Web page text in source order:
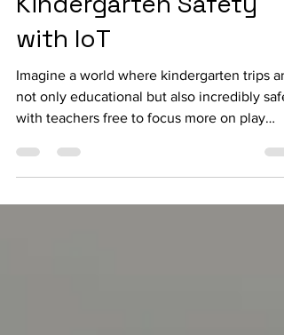
Kindergarten Safety
with IoT
Imagine a world where kindergarten trips
not only educational but also incredibly
with teachers free to focus more on play